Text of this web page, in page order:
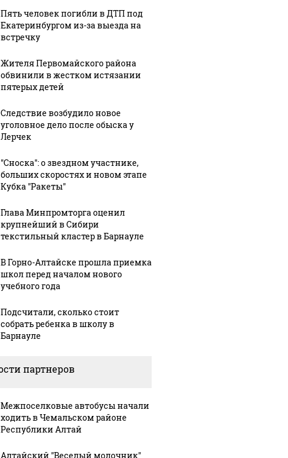
президентов США и
России: Европа?
никто не ждал: как
Пять человек погибли в ДТП под
Екатеринбургом из-за выезда на
встречку
Жителя Первомайского района
обвинили в жестком истязании
пятерых детей
Следствие возбудило новое
уголовное дело после обыска у
Лерчек
"Сноска": о звездном участнике,
больших скоростях и новом этапе
Кубка "Ракеты"
Глава Минпромторга оценил
крупнейший в Сибири
текстильный кластер в Барнауле
В Горно-Алтайске прошла приемка
школ перед началом нового
учебного года
Подсчитали, сколько стоит
собрать ребенка в школу в
Барнауле
партнеров
Межпоселковые автобусы начали
ходить в Чемальском районе
Республики Алтай
Алтайский "Веселый молочник"